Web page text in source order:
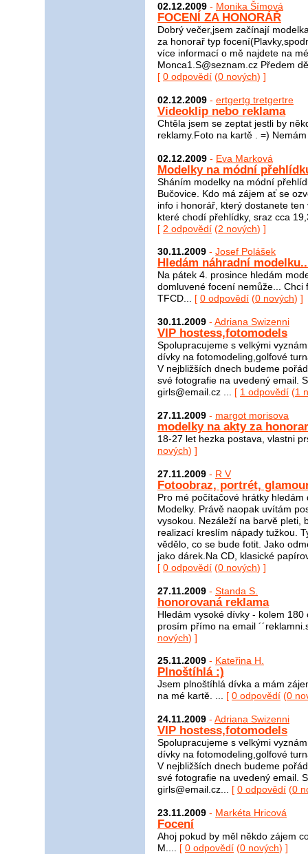
02.12.2009 - Monika Šímová
FOCENÍ ZA HONORÁŘ
Dobrý večer,jsem začínají
za honorař typ
více informací o mě najdete na
Monca1.S@seznam.cz Předem
[ 0 odpovědí (0 nových) ]
02.12.2009 - ertgertg tretgertre
Videoklip nebo reklama
Chtěla jsem se zeptat jestli by
reklamy.Foto na kartě . =)
02.12.2009 - Eva Marková
Modelky na módní
Sháním modelky na módní
Bučovice. Kdo má zájem ať se
info i honorář, který dostanete
které chodí přehlídky, sraz cca
[ 2 odpovědí (2 nových) ]
30.11.2009 - Josef Polášek
Hledám náhradní
Na pátek 4. prosince hledám
domluvené focení nemůže...
TFCD... [ 0 odpovědí (0 nových) ]
30.11.2009 - Adriana Swizenni
VIP hostess,fotomodels
Spolupracujeme s velkými
dívky na fotomodeling,golfové
V nejbližších dnech budeme
své fotografie na uvedený email.
girls@email.cz ... [ 1 odpovědí (1
27.11.2009 - margot morisova
modelky na akty za honorar
18-27 let hezka postava, vlastni
nových) ]
27.11.2009 - R V
Fotoobraz, portrét,
Pro mé počítačové hrátky
Modelky. Právě naopak uvítám
vysokou. Nezáleží na barvě pleti,
realizací kreslím nápady tužkou.
vědělo, co se bude fotit. Jako
jako dárek.Na CD, klasické
[ 0 odpovědí (0 nových) ]
27.11.2009 - Standa S.
honorovaná reklama
Hledám vysoké dívky - kolem
prosím přímo na email
nových) ]
25.11.2009 - Kateřina H.
Plnoštíhlá :)
Jsem plnoštíhlá dívka a mám
na mé kartě. ... [ 0 odpovědí (0
24.11.2009 - Adriana Swizenni
VIP hostess,fotomodels
Spolupracujeme s velkými
dívky na fotomodeling,golfové
V nejbližších dnech budeme
své fotografie na uvedený email.
girls@email.cz... [ 0 odpovědí (0
23.11.2009 - Markéta Hricová
Focení
Ahoj pokud by měl někdo zájem
M.... [ 0 odpovědí (0 nových) ]